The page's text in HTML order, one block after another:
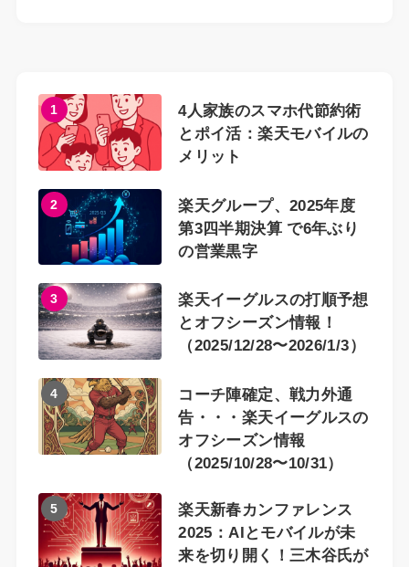
1
4人家族のスマホ代節約術
とポイ活：楽天モバイルの
メリット
2
楽天グループ、2025年度
第3四半期決算 で6年ぶり
の営業黒字
3
楽天イーグルスの打順予想
とオフシーズン情報！
（2025/12/28〜2026/1/3）
4
コーチ陣確定、戦力外通
告・・・楽天イーグルスの
オフシーズン情報
（2025/10/28〜10/31）
5
楽天新春カンファレンス
2025：AIとモバイルが未
来を切り開く！三木谷氏が